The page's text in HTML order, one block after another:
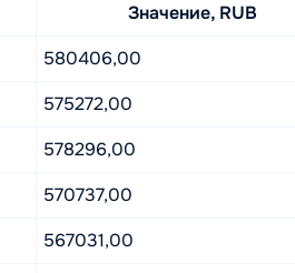
Значение, RUB
580406,00
575272,00
578296,00
570737,00
567031,00